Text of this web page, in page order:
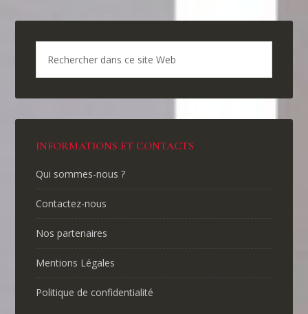
INFORMATIONS ET CONTACTS
Qui sommes-nous ?
Contactez-nous
Nos partenaires
Mentions Légales
Politique de confidentialité